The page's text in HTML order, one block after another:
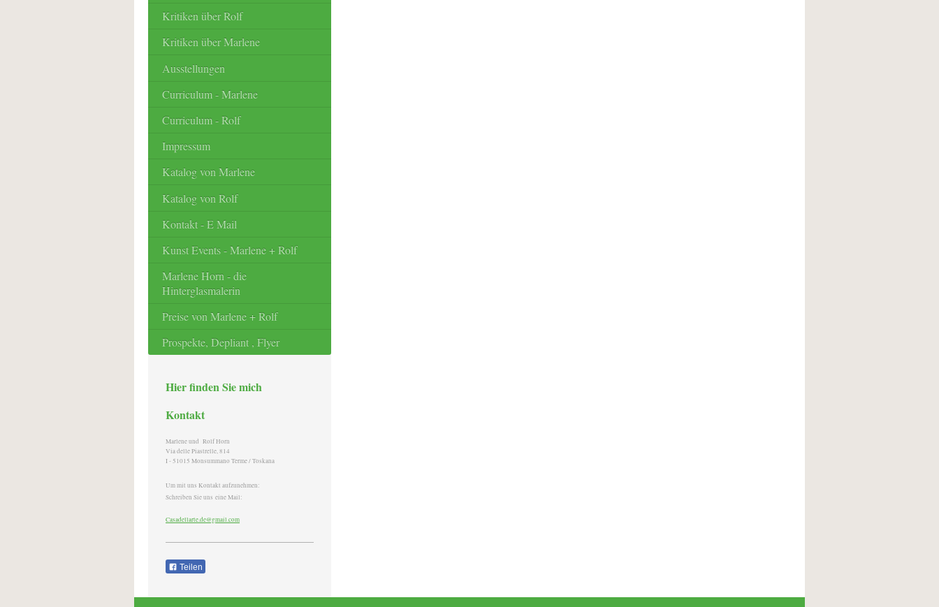
Kritiken über Rolf
Kritiken über Marlene
Ausstellungen
Curriculum - Marlene
Curriculum - Rolf
Impressum
Katalog von Marlene
Katalog von Rolf
Kontakt - E Mail
Kunst Events - Marlene + Rolf
Marlene Horn - die
Hinterglasmalerin
Preise von Marlene + Rolf
Prospekte, Depliant , Flyer
Hier finden Sie mich
Kontakt
Marlene und Rolf Horn
Via delle Piastrelle, 814
I - 51015 Monsummano Terme / Toskana
Um mit uns Kontakt aufzunehmen:
Schreiben Sie uns eine Mail:
Casadellarte.de@gmail.com
Teilen